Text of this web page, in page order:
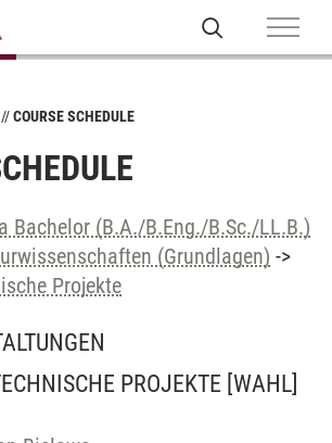
COURSE SCHEDULE
Bachelor (B.A./B.Eng./B.Sc./LL.B.)
(Grundlagen) ->
Projekte
PROJEKTE [WAHL]